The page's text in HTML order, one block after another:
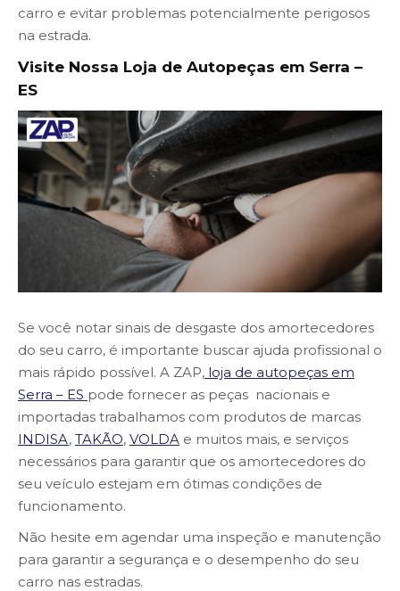
carro e evitar problemas potencialmente perigosos
na estrada.
Visite Nossa Loja de Autopeças em Serra –
ES
Se você notar sinais de desgaste dos amortecedores
do seu carro, é importante buscar ajuda profissional o
mais rápido possível. A ZAP, loja de autopeças em
Serra – ES pode fornecer as peças nacionais e
importadas trabalhamos com produtos de marcas
INDISA, TAKÃO, VOLDA e muitos mais, e serviços
necessários para garantir que os amortecedores do
seu veículo estejam em ótimas condições de
funcionamento.
Não hesite em agendar uma inspeção e manutenção
para garantir a segurança e o desempenho do seu
carro nas estradas.